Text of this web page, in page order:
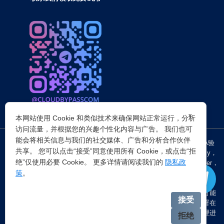
突破所有反Anti-bot机器人检查，轻松绕过cloudflare验证、CAPTCHA验
证，WAF，CC防护和Cloudflare爬虫验证，并提供了HTTP API和Proxy，
包括接口地址、请求参数、返回处理；以及 Cloudflare反爬虫设置Referer，
，在中国大陆IP环境下直连时可能
会出现不稳定的情况，但您可以通过以下两种方式解决：一是将其部署在
香港等境外服务器上使用；二是在本地电脑端开启TUN模式的全局代理进
×
本网站使用 Cookie 和类似技术来确保网站正常运行，分析
访问流量，并根据您的兴趣个性化内容与广告。 我们也可
能会将相关信息与我们的社交媒体、广告和分析合作伙伴
共享。 您可以点击“接受”同意使用所有 Cookie，或点击“拒
绝”仅使用必要 Cookie。 更多详情请阅读我们的 隐私政
策。
接受
拒绝